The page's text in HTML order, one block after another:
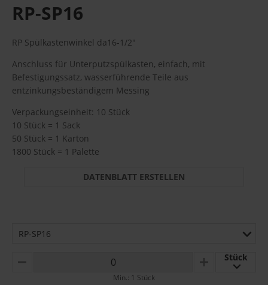
RP-SP16
RP Spülkastenwinkel da16-1/2"
Anschluss für Unterputzspülkasten, einfach, mit
Befestigungssatz, wasserführende Teile aus
entzinkungsbeständigem Messing
Verpackungseinheit: 10 Stück
10 Stück = 1 Sack
50 Stück = 1 Karton
1800 Stück = 1 Palette
DATENBLATT ERSTELLEN
RP-SP16
MINUS PLUS
Stück
Min.: 1 Stück